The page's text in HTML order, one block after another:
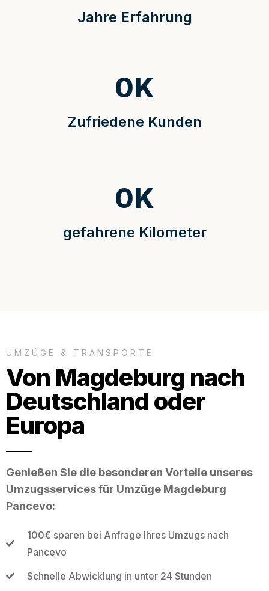
Jahre Erfahrung
Zufriedene Kunden
0K
gefahrene Kilometer
0K
UMZÜGE & TRANSPORTE
Von Magdeburg nach
Deutschland oder
Europa
Genießen Sie die besonderen Vorteile unseres
Umzugsservices für Umzüge Magdeburg
Pancevo:
100€ sparen bei Anfrage Ihres Umzugs nach
Pancevo
Schnelle Abwicklung in unter 24 Stunden